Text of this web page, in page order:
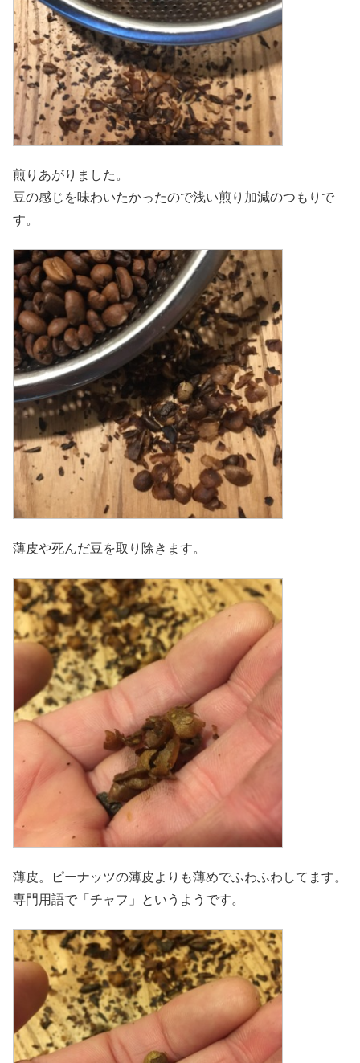
煎りあがりました。
豆の感じを味わいたかったので浅い煎り加減のつもりで
す。
薄皮や死んだ豆を取り除きます。
薄皮。ピーナッツの薄皮よりも薄めでふわふわしてます。
専門用語で「チャフ」というようです。